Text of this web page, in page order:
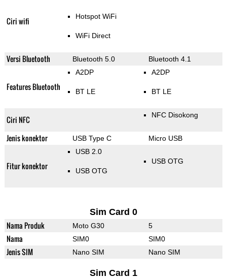
Ciri wifi Hotspot WiFi
WiFi Direct
Versi Bluetooth Bluetooth 5.0 Bluetooth 4.1
Features Bluetooth
A2DP
BT LE
A2DP
BT LE
Ciri NFC NFC Disokong
Jenis konektor USB Type C Micro USB
Fitur konektor
USB 2.0
USB OTG
USB OTG
Sim Card 0
Nama Produk Moto G30 5
Nama SIM0 SIM0
Jenis SIM Nano SIM Nano SIM
Sim Card 1